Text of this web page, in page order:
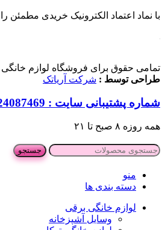
با نماد اعتماد الکترونیک خریدی مطمئن
تمامی حقوق برای فروشگاه لوازم
طراحی توسط : شرکت آریاتک
شماره پشتیبانی سایت : 09124087469
همه روزه ۸ صبح تا ۲۱
جستجو
منو
دسته بندی ها
لوازم خانگی برقی
وسایل آشپزخانه